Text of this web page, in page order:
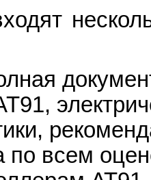
по всем